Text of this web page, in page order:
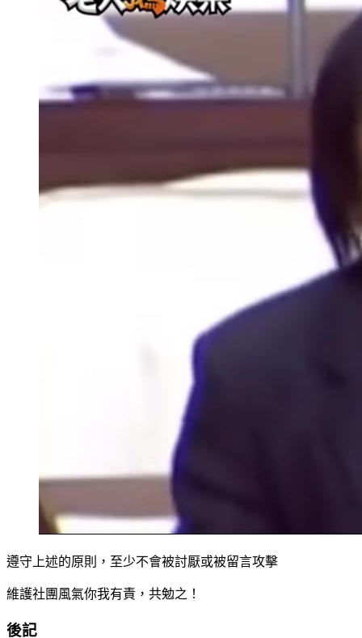
遵守上述的原則，至少不會被討厭或被留言攻擊
維護社團風氣你我有責，共勉之！
後記